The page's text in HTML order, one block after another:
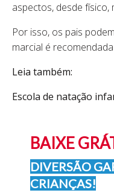
aspectos, desde físico,
Por isso, os pais
marcial é
Leia também:
Escola de natação
BAIXE
DIVERSÃO
CRIANÇAS!